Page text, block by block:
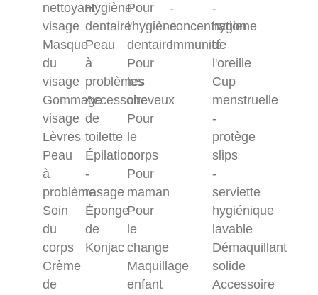
nettoyant
visage
Masque
du
visage
Gommage
visage
Lèvres
Peau
à
problème
Soin
du
corps
Crème
de
Hygiène
dentaire
Peau
à
problèmes
Accessoire
de
toilette
Épilation
-
rasage
Éponge
de
Konjac
Pour
l'hygiène
dentaire
Pour
les
cheveux
Pour
le
corps
Pour
maman
Pour
le
change
Maquillage
enfant
-
concentration
Immunité
-
hygiene
de
l'oreille
Cup
menstruelle
-
protège
slips
-
serviette
hygiénique
lavable
Démaquillant
solide
Accessoire